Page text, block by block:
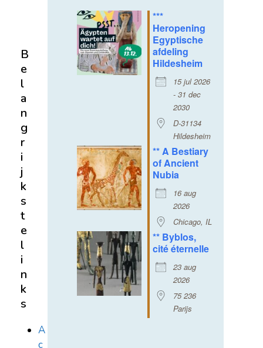
***
Heropening
Egyptische
afdeling
Hildesheim
15 jul 2026
- 31 dec
2030
D-31134
Hildesheim
** A Bestiary
of Ancient
Nubia
16 aug
2026
Chicago, IL
** Byblos,
cité éternelle
23 aug
2026
75 236
Parijs
B
e
l
a
n
g
r
i
j
k
s
t
e
l
i
n
k
s
A
c